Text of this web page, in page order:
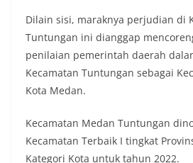
Dilain sisi, maraknya perjudian di
Tuntungan ini dianggap
penilaian pemerintah daerah
Kecamatan Tuntungan sebagai
Kota Medan.
Kecamatan Medan Tuntungan
Kecamatan Terbaik I tingkat
Kategori Kota untuk tahun 2022.